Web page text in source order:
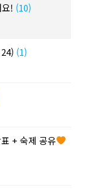
! (10)
(1)
+ 숙제 공유